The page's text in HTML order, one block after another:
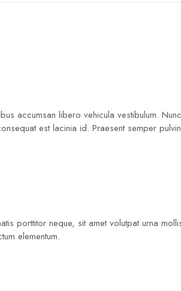
accumsan libero vehicula vestibulum.
est lacinia id. Praesent semper
porttitor neque, sit amet volutpat urna
elementum.